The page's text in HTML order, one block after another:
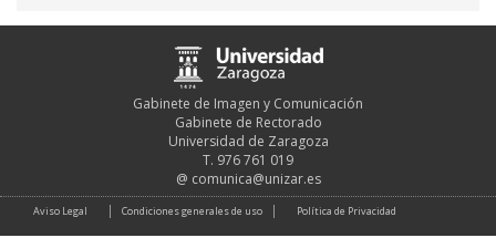
Gabinete de Imagen y Comunicación
Gabinete de Rectorado
Universidad de Zaragoza
T. 976 761 019
@ comunica@unizar.es
Aviso Legal Condiciones generales de uso Política de Privacidad